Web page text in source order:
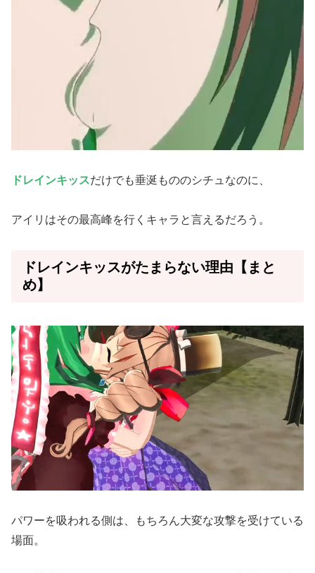
ドレインキッスだけでも垂涎もののシチュなのに、
アイリはその最高峰を行くキャラと言えるだろう。
ドレインキッスがたまらない理由【まと
め】
パワーを吸われる側は、もちろん大変な攻撃を受けている
場面。